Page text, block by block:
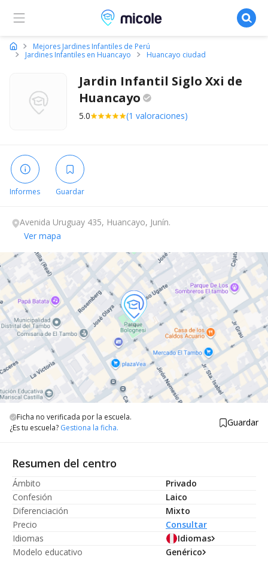
Micole, buscador de colegios
Mejores Jardines Infantiles de Perú
Jardines Infantiles en Huancayo
Huancayo ciudad
Jardin Infantil Siglo Xxi de
Huancayo
5.0 (1 valoraciones)
Informes Guardar
Avenida Uruguay 435, Huancayo, Junín.
Ver mapa
Ficha no verificada por la escuela.
¿Es tu escuela? Gestiona la ficha. Guardar
Resumen del centro
Ámbito
Privado
Confesión
Laico
Diferenciación
Mixto
Precio
Consultar
Idiomas
Idiomas
Modelo educativo
Genérico